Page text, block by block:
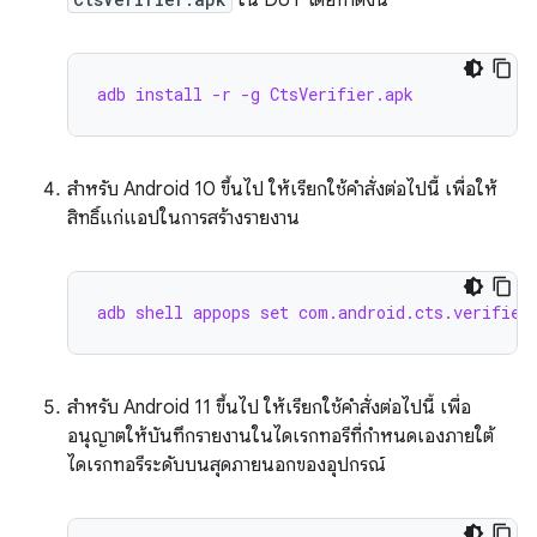
adb install -r -g CtsVerifier.apk
สำหรับ Android 10 ขึ้นไป ให้เรียกใช้คำสั่งต่อไปนี้ เพื่อให้
สิทธิ์แก่แอปในการสร้างรายงาน
adb shell appops set
สำหรับ Android 11 ขึ้นไป ให้เรียกใช้คำสั่งต่อไปนี้ เพื่อ
อนุญาตให้บันทึกรายงานในไดเรกทอรีที่กำหนดเองภายใต้
ไดเรกทอรีระดับบนสุดภายนอกของอุปกรณ์